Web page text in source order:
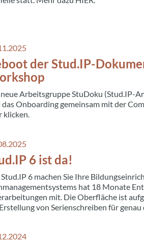
der Stud.IP-
Arbeitsgruppe StuDoku (Stud.IP-
das Onboarding gemeinsam mit der
klicken.
6 ist da!
6 machen Sie Ihre
hat 18 Monate
mit. Die Oberfläche ist
von Serienschreiben für